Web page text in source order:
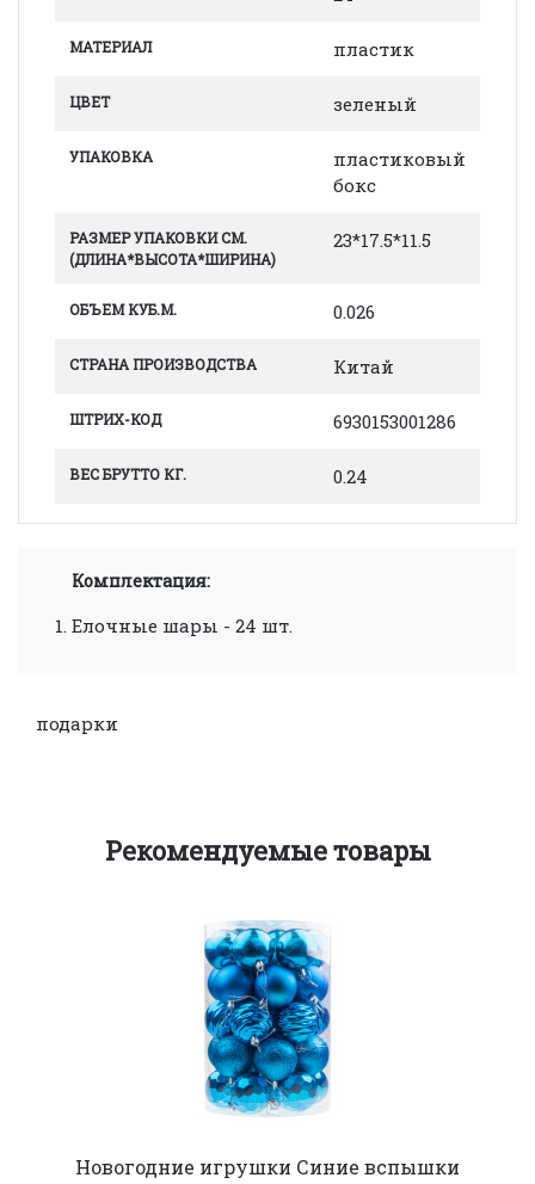
МАТЕРИАЛ пластик
ЦВЕТ зеленый
УПАКОВКА
пластиковый
бокс
РАЗМЕР УПАКОВКИ СМ.
(ДЛИНА*ВЫСОТА*ШИРИНА)
23*17.5*11.5
ОБЪЕМ КУБ.М. 0.026
СТРАНА ПРОИЗВОДСТВА Китай
ШТРИХ-КОД 6930153001286
ВЕС БРУТТО КГ. 0.24
Комплектация:
Елочные шары - 24 шт.
подарки
Рекомендуемые товары
Новогодние игрушки Синие вспышки